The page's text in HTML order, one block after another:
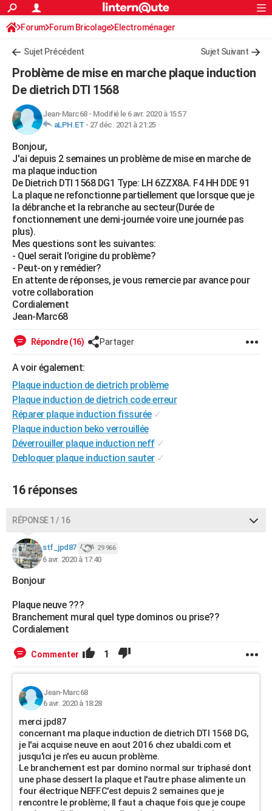
ACTUALITÉS
Politique
Société
Faits Divers
Education
Monde
Villes
+
Programme TV
TNTStreaming
Cinéma
Sorties cinéma
Musique
+FINANCE
Retraite
Impôts
Epargne
Immobilier
Risques naturels par ville
Banque
Assurance
Crédit
AUTO
Essais
Réserver un essai
Citadines
Berlines
SUV
Forum auto
HIGH-TECH
Mobiles
Meilleur smartphone
Internet
Ordinateurs
Jeux vidéo
Guide high-tech
+BRICOLAGE
Forum
Aménagement intérieur
Extérieur
Cuisine
Salle de bains
Jardinage
Rangement
WEEK-END
Guides de France
Escapades
Patrimoine
Expositions
Musées
Week-end nature
+LIFESTYLE
Art de vivre
Bien-être
Loisirs
Mode
Modes de vie
SANTE
Alimentation
Guide de la santé
Maladies
Médicaments
Sommeil
VOYAGE
Destinations
City break
Voyage nature
Voyage de noces
Forum
Climat
+PHOTO
GUIDES D'ACHAT
BONS PLANS
Carte de Noël
Carte Bonne année
Carte Saint-Valentin
Carte Pâques
Carte d'anniversaire
DICTIONNAIRE
Dictionnaire
Biographies
Citations
Expressions
Proverbes
PROGRAMME TV
COPAINS D'AVANT
S'inscrire
Se connecter
Lycées
Collèges
Primaires
Universités
Entreprises
Service militaire
Avis de recherche
AVIS DE DÉCÈS
FORUM
S'inscrire
Connexion
Forum Forum Bricolage Electroménager
Sujet Précédent Sujet Suivant
Problème de mise en marche plaque induction
De dietrich DTI 1568
Jean-Marc68- Modifié le 6 avr. 2020 à 15:57
aLPH.ET - 27 déc. 2021 à 21:25
Bonjour,
J'ai depuis 2 semaines un problème de mise en marche de
ma plaque induction
De Dietrich DTI 1568 DG1 Type: LH 6ZZX8A. F4 HH DDE 91
La plaque ne refonctionne partiellement que lorsque que je
la débranche et la rebranche au secteur(Durée de
fonctionnement une demi-journée voire une journée pas
plus).
Mes questions sont les suivantes:
- Quel serait l'origine du problème?
- Peut-on y remédier?
En attente de réponses, je vous remercie par avance pour
votre collaboration
Cordialement
Jean-Marc68
Répondre (16) Partager
A voir également:
Plaque induction de dietrich problème
Plaque induction de dietrich code erreur
Réparer plaque induction fissurée ✓
Plaque induction beko verrouillée
Déverrouiller plaque induction neff ✓
Debloquer plaque induction sauter ✓
16 réponses
RÉPONSE 1 / 16
stf_jpd87 29 966
6 avr. 2020 à 17:40
Bonjour
Plaque neuve ???
Branchement mural quel type dominos ou prise??
Cordialement
Commenter 1
Jean-Marc68
6 avr. 2020 à 18:28
merci jpd87
concernant ma plaque induction de dietrich DTI 1568 DG,
je l'ai acquise neuve en aout 2016 chez ubaldi.com et
jusqu'ici je n'es eu aucun problème.
Le branchement est par domino normal sur triphasé dont
une phase dessert la plaque et l'autre phase alimente un
four électrique NEFF.C'est depuis 2 semaines que je
rencontre le problème; Il faut a chaque fois que je coupe